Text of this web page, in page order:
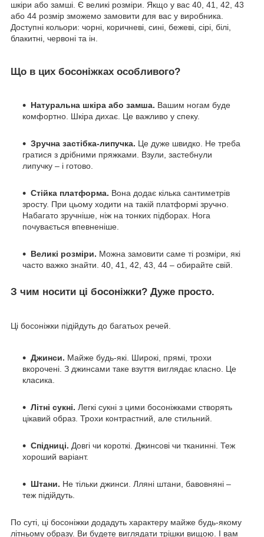
шкіри або замші. Є великі розміри. Якщо у вас 40, 41, 42, 43
або 44 розмір зможемо замовити для вас у виробника.
Доступні кольори: чорні, коричневі, сині, бежеві, сірі, білі,
блакитні, червоні та ін.
Що в цих босоніжках особливого?
Натуральна шкіра або замша. Вашим ногам буде
комфортно. Шкіра дихає. Це важливо у спеку.
Зручна застібка-липучка. Це дуже швидко. Не треба
гратися з дрібними пряжками. Взули, застебнули
липучку – і готово.
Стійка платформа. Вона додає кілька сантиметрів
зросту. При цьому ходити на такій платформі зручно.
Набагато зручніше, ніж на тонких підборах. Нога
почувається впевненіше.
Великі розміри. Можна замовити саме ті розміри, які
часто важко знайти. 40, 41, 42, 43, 44 – обирайте свій.
З чим носити ці босоніжки? Дуже просто.
Ці босоніжки підійдуть до багатьох речей.
Джинси. Майже будь-які. Широкі, прямі, трохи
вкорочені. З джинсами таке взуття виглядає класно. Це
класика.
Літні сукні. Легкі сукні з цими босоніжками створять
цікавий образ. Трохи контрастний, але стильний.
Спідниці. Довгі чи короткі. Джинсові чи тканинні. Теж
хороший варіант.
Штани. Не тільки джинси. Лляні штани, бавовняні –
теж підійдуть.
По суті, ці босоніжки додадуть характеру майже будь-якому
літньому образу. Ви будете виглядати трішки вищою. І вам